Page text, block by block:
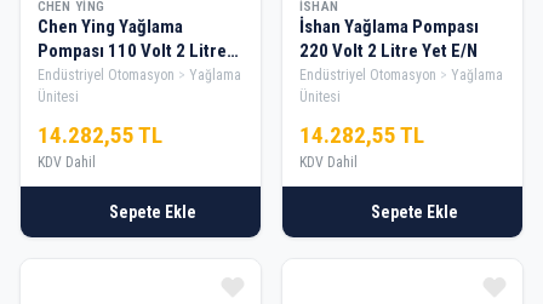
CHEN YING
Chen Ying Yağlama
Pompası 110 Volt 2 Litre
Cesmb-Type
Endüstriyel Otomasyon
Yağlama
Ünitesi
14.282,55 TL
KDV Dahil
Sepete Ekle
İSHAN
İshan Yağlama Pompası
220 Volt 2 Litre Yet E/N
Endüstriyel Otomasyon
Yağlama
Ünitesi
14.282,55 TL
KDV Dahil
Sepete Ekle